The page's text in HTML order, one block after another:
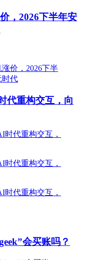
，2026下半年安
代重构交互，向
会买账吗？